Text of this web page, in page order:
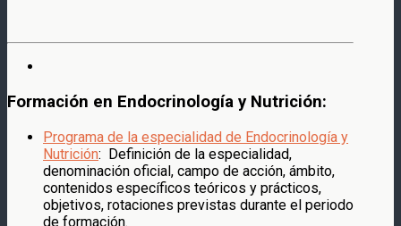
Formación en Endocrinología y Nutrición:
Programa de la especialidad de Endocrinología y
Nutrición: Definición de la especialidad,
denominación oficial, campo de acción, ámbito,
contenidos específicos teóricos y prácticos,
objetivos, rotaciones previstas durante el periodo
de formación.